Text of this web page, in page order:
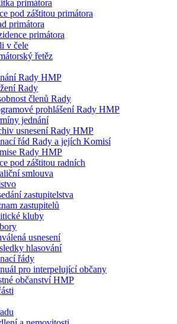
primátora
pod záštitou primátora
primátora
primátora
v čele
řetěz
Rady HMP
Rady
členů Rady
prohlášení Rady HMP
jednání
usnesení Rady HMP
řád Rady a jejích Komisí
Rady HMP
pod záštitou radních
smlouva
zastupitelstva
zastupitelů
kluby
usnesení
hlasování
řády
pro interpelující občany
občanství HMP